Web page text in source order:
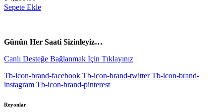
Sepete Ekle
Günün Her Saati Sizinleyiz…
Canlı Desteğe Bağlanmak İçin Tıklayınız
Tb-icon-brand-facebook Tb-icon-brand-twitter Tb-icon-brand-
instagram Tb-icon-brand-pinterest
Reyonlar